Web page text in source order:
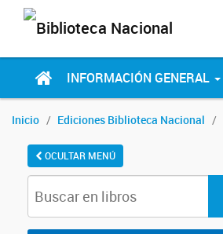
INFORMACIÓN GENERAL
Inicio Ediciones Biblioteca Nacional
OCULTAR MENÚ